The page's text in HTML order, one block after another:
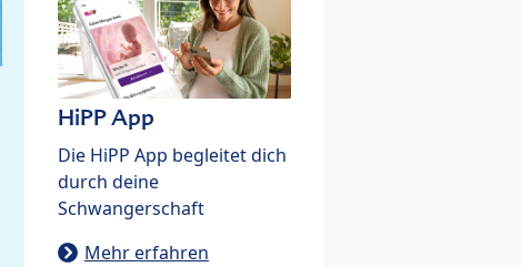
HiPP App
Die HiPP App begleitet dich
durch deine
Schwangerschaft
Mehr erfahren